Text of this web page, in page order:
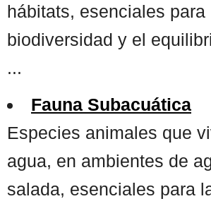
hábitats, esenciales para
biodiversidad y el
...
Fauna Subacuática
Especies animales que
agua, en ambientes de
salada, esenciales para